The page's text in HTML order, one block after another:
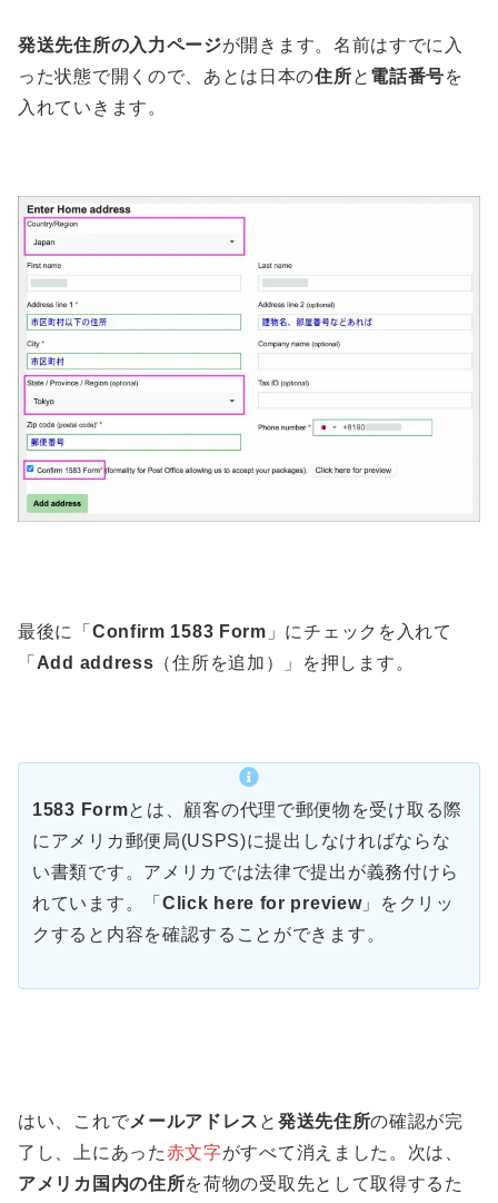
発送先住所の入力ページが開きます。名前はすでに入
った状態で開くので、あとは日本の住所と 電話番号を
入れていきます。
最後に「 Confirm 1583 Form 」にチェックを入れて
「 Add address （住所を追加）」を押します。
1583 Formとは、顧客の代理で郵便物を受け取る際
にアメリカ郵便局(USPS)に提出しなければならな
い書類です。アメリカでは法律で提出が義務付けら
れています。「 Click here for preview」をクリッ
クすると内容を確認することができます。
はい、これでメールアドレス と 発送先住所の確認が完
了し、上にあった赤文字がすべて消えました。次は、
アメリカ国内の住所を荷物の受取先として取得するた